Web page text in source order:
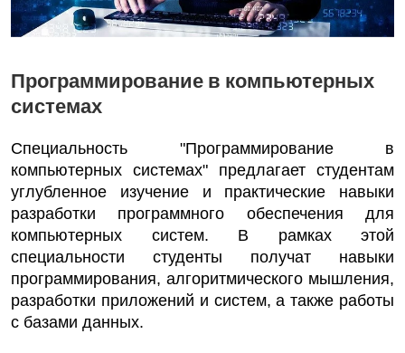
Программирование в компьютерных
системах
Специальность "Программирование в
компьютерных системах" предлагает студентам
углубленное изучение и практические навыки
разработки программного обеспечения для
компьютерных систем. В рамках этой
специальности студенты получат навыки
программирования, алгоритмического мышления,
разработки приложений и систем, а также работы
с базами данных.